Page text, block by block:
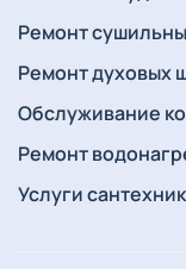
Ремонт
Ремонт духовых
Обслуживание
Ремонт
Услуги